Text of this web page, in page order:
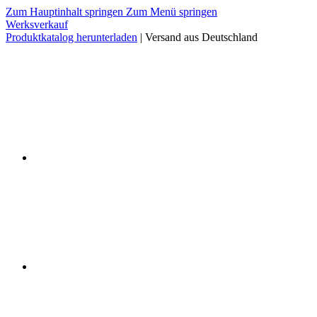
Zum Hauptinhalt springen Zum Menü springen
Werksverkauf
Produktkatalog herunterladen | Versand aus Deutschland